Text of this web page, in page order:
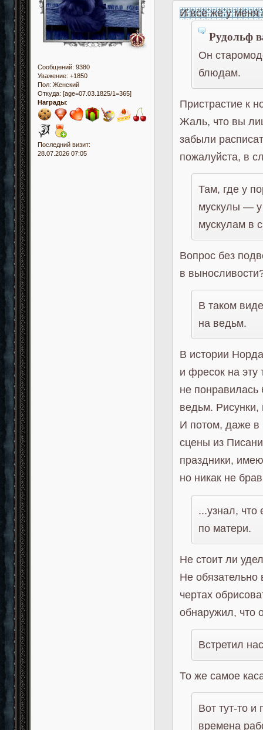
Сообщений: 9380
Уважение: +1850
Пол: Женский
Откуда: [age=07.03.1825/1=365]
Награды:
Последний визит:
28.07.2026 07:05
И все же у меня
Рудольф
Он
блюдам.
Пристрастие к
Жаль, что вы
забыли
пожалуйста, в
Там, где у
мускулы — у
мускулам в
Вопрос без
в
В таком
на ведьм.
В истории
и фресок на эту
не
ведьм.
И потом, даже в
сцены из
праздники,
но никак не
...узнал, что
по матери.
Не стоит ли
Не обязательно
чертах
обнаружил, что
Встретил
То же самое
Вот тут-то
времена